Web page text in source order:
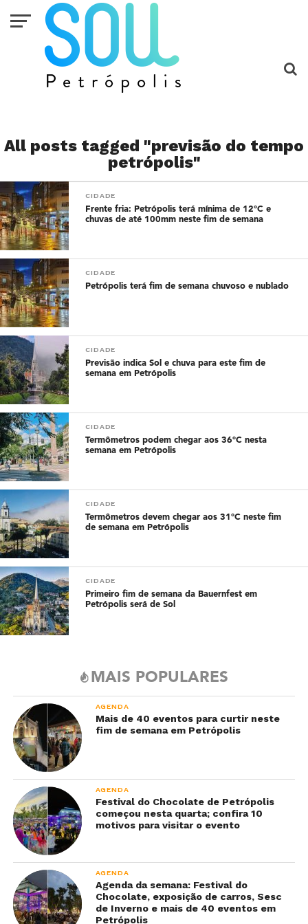
All posts tagged "previsão do tempo
petrópolis"
CIDADE
Frente fria: Petrópolis terá mínima de 12°C e
chuvas de até 100mm neste fim de semana
CIDADE
Petrópolis terá fim de semana chuvoso e nublado
CIDADE
Previsão indica Sol e chuva para este fim de
semana em Petrópolis
CIDADE
Termômetros podem chegar aos 36°C nesta
semana em Petrópolis
CIDADE
Termômetros devem chegar aos 31°C neste fim
de semana em Petrópolis
CIDADE
Primeiro fim de semana da Bauernfest em
Petrópolis será de Sol
MAIS POPULARES
AGENDA
Mais de 40 eventos para curtir neste
fim de semana em Petrópolis
AGENDA
Festival do Chocolate de Petrópolis
começou nesta quarta; confira 10
motivos para visitar o evento
AGENDA
Agenda da semana: Festival do
Chocolate, exposição de carros, Sesc
de Inverno e mais de 40 eventos em
Petrópolis